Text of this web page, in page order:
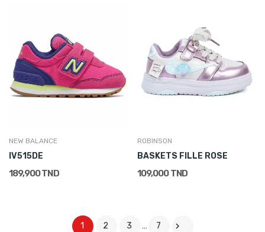
NEW BALANCE
IV515DE
189,900 TND
ROBINSON
BASKETS FILLE ROSE
109,000 TND
1 2 3 … 7 